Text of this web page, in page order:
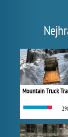
Mountain Truck